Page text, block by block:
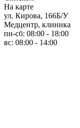
На карте
ул. Кирова, 166Б/У
Медцентр, клиника
пн-сб: 08:00 - 18:00
вс: 08:00 - 14:00